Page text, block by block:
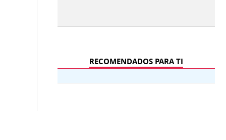
RECOMENDADOS PARA TI